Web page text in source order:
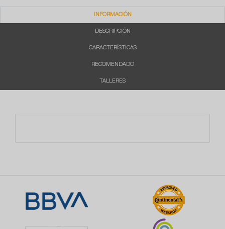
INFORMACIÓN
DESCRIPCIÓN
CARACTERÍSTICAS
RECOMENDADO
TALLERES